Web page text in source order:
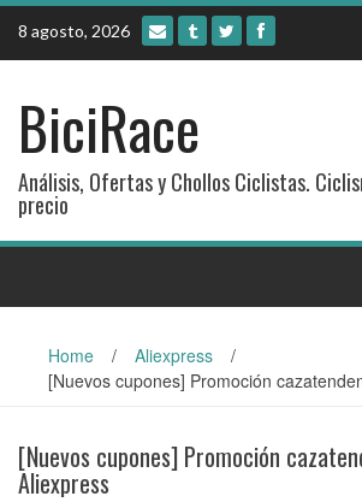
Skip
content
8 agosto, 2026
BiciRace
Análisis, Ofertas y Chollos Ciclistas.
precio
Home / Aliexpress
/
[Nuevos cupones] Promoción
[Nuevos cupones] Promoción
Aliexpress